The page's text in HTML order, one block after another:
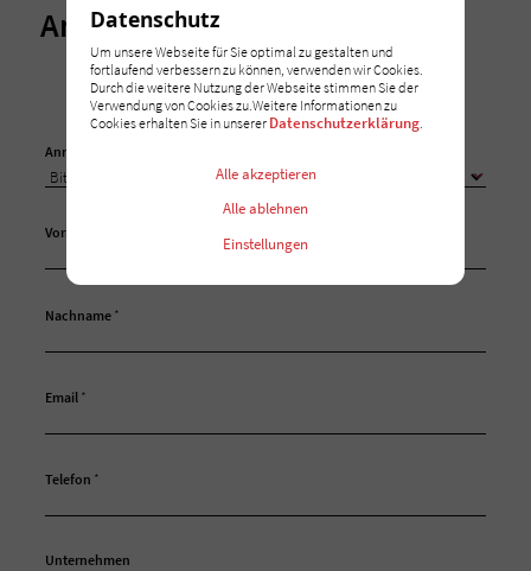
Ansprechpartner
Anrede
Vorname
Nachname *
Email *
Telefon *
Unternehmen
Datenschutz
Um unsere Webseite für Sie optimal zu gestalten und
fortlaufend verbessern zu können, verwenden wir Cookies.
Durch die weitere Nutzung der Webseite stimmen Sie der
Verwendung von Cookies zu.Weitere Informationen zu
Cookies erhalten Sie in unserer Datenschutzerklärung
Einstellungen
Alle ablehnen
Alle akzeptieren